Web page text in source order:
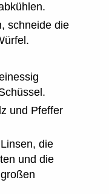
schneide die
und Pfeffer
die
und die